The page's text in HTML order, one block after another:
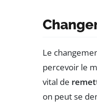
Le
percevoir le
vital de
on peut se